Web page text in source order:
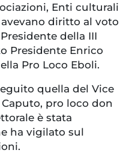
Enti culturali
diritto al voto
della III
Presidente Enrico
Pro Loco Eboli.
quella del Vice
Caputo, pro loco don
è stata
ha vigilato sul